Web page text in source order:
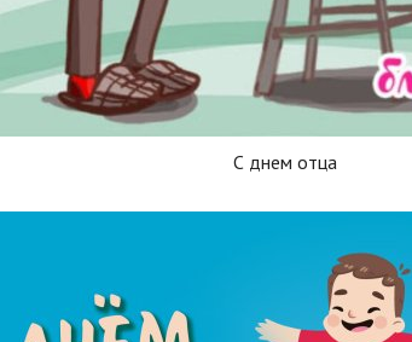
С днем отца